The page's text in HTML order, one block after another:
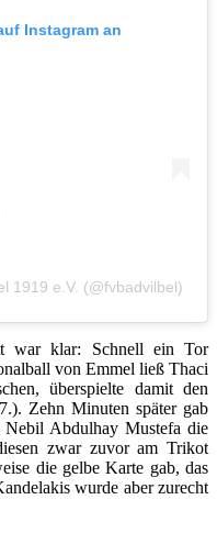
Instagram an
1919 e.V. (@fvbadvilbel)
war klar: Schnell ein Tor
von Emmel ließ Thaci
überspielte damit den
Zehn Minuten später gab
Nebil Abdulhay Mustefa die
zwar zuvor am Trikot
die gelbe Karte gab, das
wurde aber zurecht